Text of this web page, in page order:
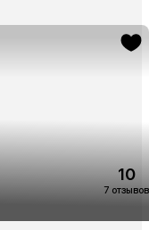
10
7 отзывов